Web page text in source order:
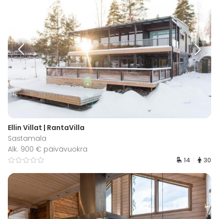
parivuoteeksi) sekä kaksi sängyksi muutettavaa
nojatuolia + 2 lisäsänkyä, jotka voidaan siirtää
huvilassa haluttuun paikkaan eli yhteensä 14 hlölle
majoitustilat.
- Suomalaiset, mukavat sängyt takaavat hyvät unet.
- Ylelliset, suomalaiset Balmuirin pyyhkeet.
- Olohuoneessa TV, iso kulmasohva, nojatuoli ja
penkki.
- Aulassa lukunurkkaus.
- Yläkerrassa oleskelutila, jossa nojatuolit ja TV.
- Ilmalämpöpumppu.
- 2 x WC.
- Lautapelejä.
välipalat, lounas, illallinen, tarjottavat juhliin)
- Syöttötuoli tarvittaessa.
- Runsaasti parkkitilaa.
Ellin Villat | RantaVilla
Sastamala
Alk. 900 € päivävuokra
14 30